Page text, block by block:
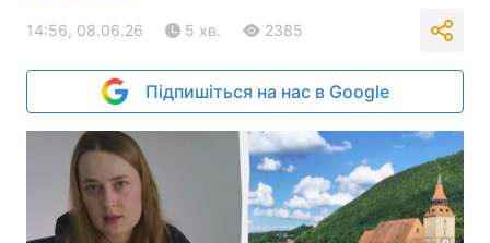
14:56, 08.06.26 5 хв. 2385
Підпишіться на нас в Google